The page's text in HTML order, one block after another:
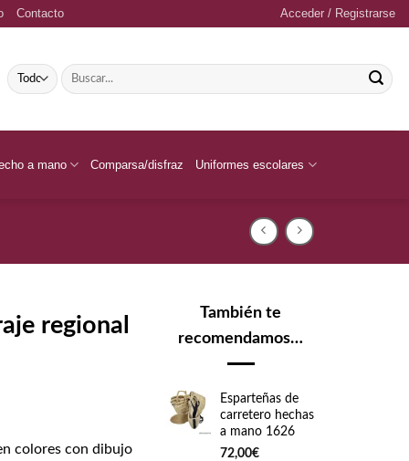
Contacto Acceder / Registrarse
Buscar
por:
a mano Comparsa/disfraz Uniformes escolares
regional
colores con dibujo
También te
recomendamos…
Esparteñas de
carretero hechas
a mano 1626
72,00€